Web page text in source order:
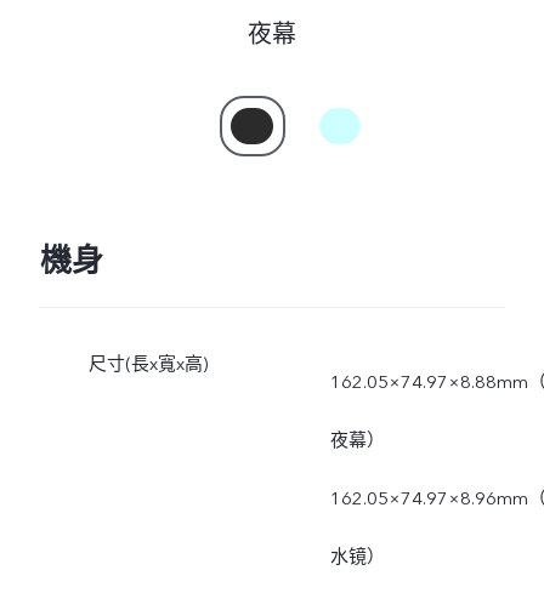
夜幕
機身
尺寸(長x寬x高)
162.05×74.97×8.88mm
夜幕）
162.05×74.97×8.96mm
水镜）